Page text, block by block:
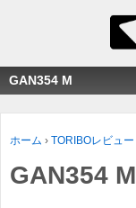
GAN354 M
ホーム › TORIBOレビュー
GAN354 M